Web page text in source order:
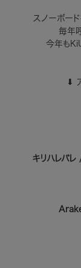
スノーボード
毎年
今年も
⬇︎
キリハレバ